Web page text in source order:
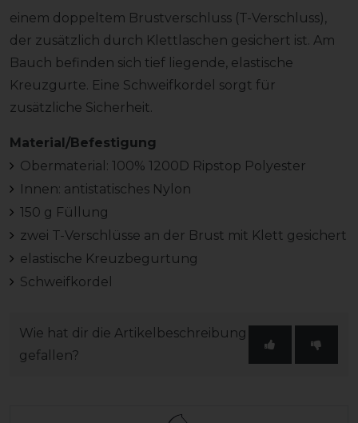
einem doppeltem Brustverschluss (T-Verschluss),
der zusätzlich durch Klettlaschen gesichert ist. Am
Bauch befinden sich tief liegende, elastische
Kreuzgurte. Eine Schweifkordel sorgt für
zusätzliche Sicherheit.
Material/Befestigung
Obermaterial: 100% 1200D Ripstop Polyester
Innen: antistatisches Nylon
150 g Füllung
zwei T-Verschlüsse an der Brust mit Klett gesichert
elastische Kreuzbegurtung
Schweifkordel
Wie hat dir die Artikelbeschreibung
gefallen?